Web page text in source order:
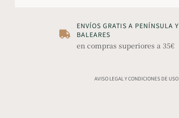
ENVÍOS GRATIS A PENÍNSULA Y
BALEARES
en compras superiores a 35€
AVISO LEGAL Y CONDICIONES DE USO